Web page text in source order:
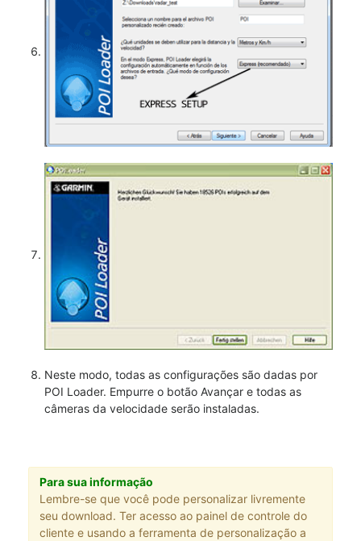
Neste modo, todas as configurações são dadas por
POI Loader. Empurre o botão Avançar e todas as
câmeras da velocidade serão instaladas.
Para sua informação
Lembre-se que você pode personalizar livremente
seu download. Ter acesso ao painel de controle do
cliente e usando a ferramenta de personalização a